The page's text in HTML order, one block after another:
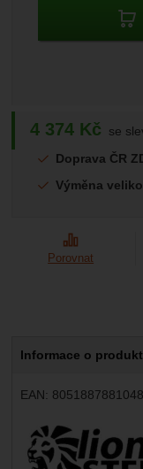
návštěv a zdroje
Marketingové
jak na našich
4 374 Kč se
Doprava ČR
Výměna
Porovnat
Informace o
EAN: 8051887881048
Výrobce: